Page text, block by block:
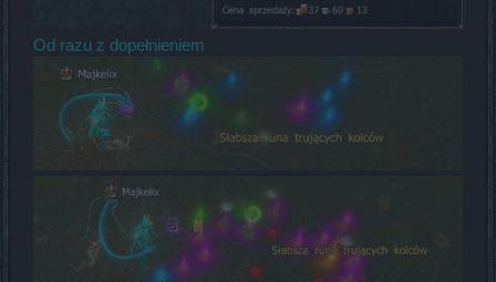
Od razu z dopełnieniem